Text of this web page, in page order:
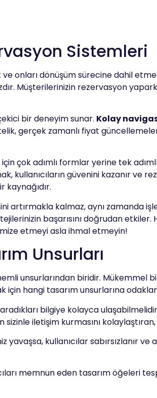
Sistemleri
onları dönüşüm sürecine dahil
Müşterilerinizin rezervasyon
bir deneyim sunar. Kolay
gerçek zamanlı fiyat
çok adımlı formlar yerine tek
kullanıcıların güvenini kazanır ve
kaynağıdır.
artırmakla kalmaz, aynı zamanda
başarısını doğrudan etkiler.
etmeyi asla ihmal etmeyin!
Unsurları
unsurlarından biridir. Mükemmel
için hangi tasarım unsurlarına
aradıkları bilgiye kolayca
iletişim kurmasını
kullanıcılar sabırsızlanır
memnun eden tasarım öğeleri